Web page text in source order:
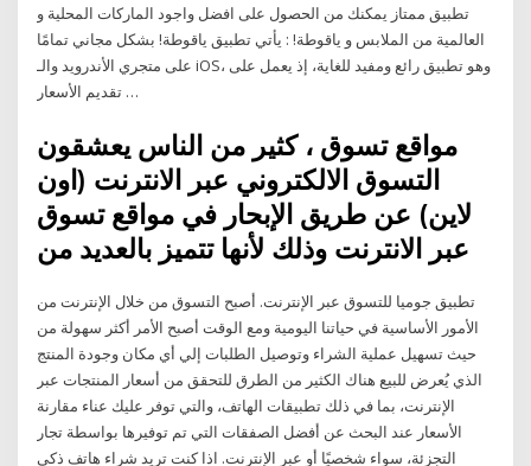
تطبيق ممتاز يمكنك من الحصول على افضل واجود الماركات المحلية و
العالمية من الملابس و ياقوطة! : يأتي تطبيق ياقوطة! بشكل مجاني تمامًا
على متجري الأندرويد والـ iOS، وهو تطبيق رائع ومفيد للغاية، إذ يعمل على
تقديم الأسعار …
مواقع تسوق ، كثير من الناس يعشقون
التسوق الالكتروني عبر الانترنت (اون
لاين) عن طريق الإبحار في مواقع تسوق
تطبيق جوميا للتسوق عبر الإنترنت. أصبح التسوق من خلال الإنترنت من
الأمور الأساسية في حياتنا اليومية ومع الوقت أصبح الأمر أكثر سهولة من
حيث تسهيل عملية الشراء وتوصيل الطلبات إلي أي مكان وجودة المنتج
الذي يُعرض للبيع هناك الكثير من الطرق للتحقق من أسعار المنتجات عبر
الإنترنت، بما في ذلك تطبيقات الهاتف، والتي توفر عليك عناء مقارنة
الأسعار عند البحث عن أفضل الصفقات التي تم توفيرها بواسطة تجار
التجزئة، سواء شخصيًا أو عبر الإنترنت. اذا كنت تريد شراء هاتف ذكى